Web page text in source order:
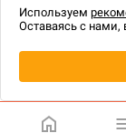
технологии.
Используем
Оставаясь с нами,